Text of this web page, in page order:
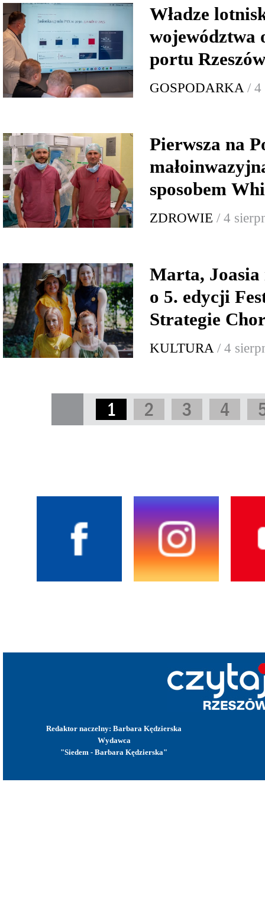
Władze
województwa
portu
GOSPODARKA / 4
Pierwsza na
sposobem
ZDROWIE / 4
Marta,
o 5. edycji
Strategie
KULTURA / 4
1 2 3 4
Redaktor naczelny: Barbara Kędzierska
Wydawca
"Siedem - Barbara Kędzierska"